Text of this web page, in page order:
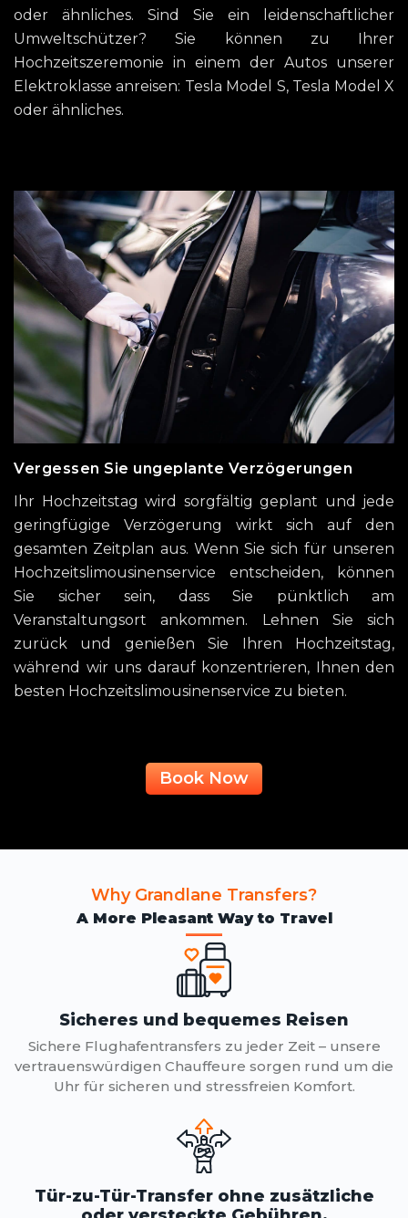
oder ähnliches. Sind Sie ein leidenschaftlicher
Umweltschützer? Sie können zu Ihrer
Hochzeitszeremonie in einem der Autos unserer
Elektroklasse anreisen: Tesla Model S, Tesla Model X
oder ähnliches.
Vergessen Sie ungeplante Verzögerungen
Ihr Hochzeitstag wird sorgfältig geplant und jede
geringfügige Verzögerung wirkt sich auf den
gesamten Zeitplan aus. Wenn Sie sich für unseren
Hochzeitslimousinenservice entscheiden, können
Sie sicher sein, dass Sie pünktlich am
Veranstaltungsort ankommen. Lehnen Sie sich
zurück und genießen Sie Ihren Hochzeitstag,
während wir uns darauf konzentrieren, Ihnen den
besten Hochzeitslimousinenservice zu bieten.
Book Now
Why Grandlane Transfers?
A More Pleasant Way to Travel
Sicheres und bequemes Reisen
Sichere Flughafentransfers zu jeder Zeit – unsere
vertrauenswürdigen Chauffeure sorgen rund um die
Uhr für sicheren und stressfreien Komfort.
Tür-zu-Tür-Transfer ohne zusätzliche